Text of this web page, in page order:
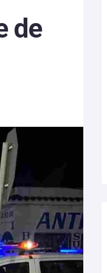
de